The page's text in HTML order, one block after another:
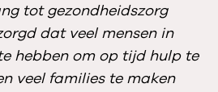
tot gezondheidszorg
dat veel mensen in
hebben om op tijd hulp te
veel families te maken